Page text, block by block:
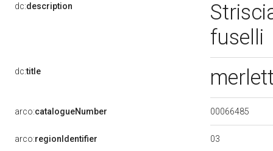
dc:description
fuselli
dc:title
arco:catalogueNumber 00066485
arco:regionIdentifier 03